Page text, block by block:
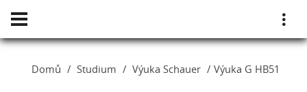
Domů Studium Výuka Schauer Výuka G HB51